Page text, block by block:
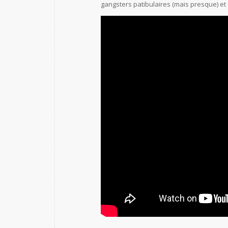
gangsters patibulaires (mais presque)